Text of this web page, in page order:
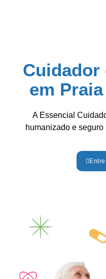
Cuidador
em
A Essencial
humanizado e